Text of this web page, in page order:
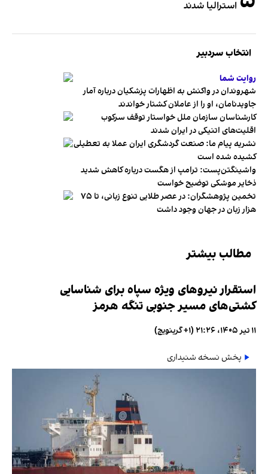
استرالیا شدند
انتخاب سردبیر
روایت شما
شهروندان در واکنش به اظهارات پزشکیان درباره آمار
جاویدنامان، او را از عاملان کشتار خواندند
کارشناسان سازمان ملل خواستار توقف سرکوب
اقلیت‌های اتنیکی در ایران شدند
نشریه پیام ما: صنعت گردشگری ایران عملا به تعطیلی
کشیده شده است
واشینگتن‌پست: ترامپ از هگست درباره کاهش شدید
ذخایر موشکی توضیح خواست
تخمین پژوهشگران: در عصر طلایی تنوع زبانی، تا ۷۵
هزار زبان در جهان وجود داشت
مطالب بیشتر
استقرار نیروهای ویژه سپاه برای شناسایی
کشتی‌های مسیر جنوبی تنگه هرمز
۱۱ تیر ۱۴۰۵، ۲۱:۲۶ (‎+۱ گرینویچ)
پخش نسخه شنیداری